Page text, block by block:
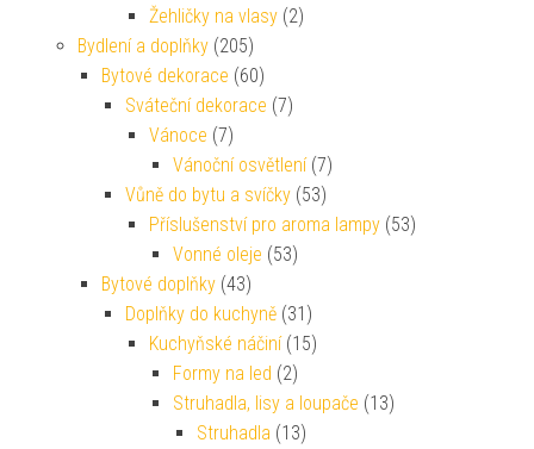
Žehličky na vlasy (2)
Bydlení a doplňky (205)
Bytové dekorace (60)
Sváteční dekorace (7)
Vánoce (7)
Vánoční osvětlení (7)
Vůně do bytu a svíčky (53)
Příslušenství pro aroma lampy (53)
Vonné oleje (53)
Bytové doplňky (43)
Doplňky do kuchyně (31)
Kuchyňské náčiní (15)
Formy na led (2)
Struhadla, lisy a loupače (13)
Struhadla (13)